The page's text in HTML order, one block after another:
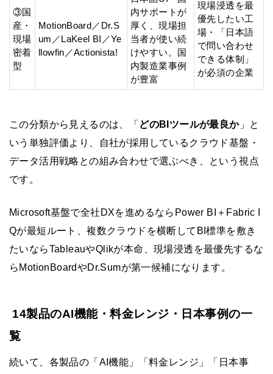
③国
産・
現場
密着
型
MotionBoard／Dr.S
um／LaKeel BI／Ye
llowfin／Actionista!
内サポートが
厚く、現場担
当者が使い続
けやすい。国
内製造業事例
が豊富
現場浸透を最
優先したい工
場・「日本語
で問い合わせ
できる体制」
が必須の企業
この分類から見えるのは、「 どのBIツールが最良か」と
いう単独評価より、自社が採用しているクラウド基盤・
データ活用戦略との組み合わせで選ぶべき、という視点
です。
Microsoft基盤で全社DXを進めるならPower BI＋Fabric I
Qが最短ルート、複数クラウドを横断してBI標準を敷き
たいならTableauやQlikが本命、現場浸透を最優先するな
らMotionBoardやDr.Sumが第一候補になります。
14製品のAI機能・料金レンジ・日本事例の一
覧
続いて、各製品の「AI機能」「料金レンジ」「日本事